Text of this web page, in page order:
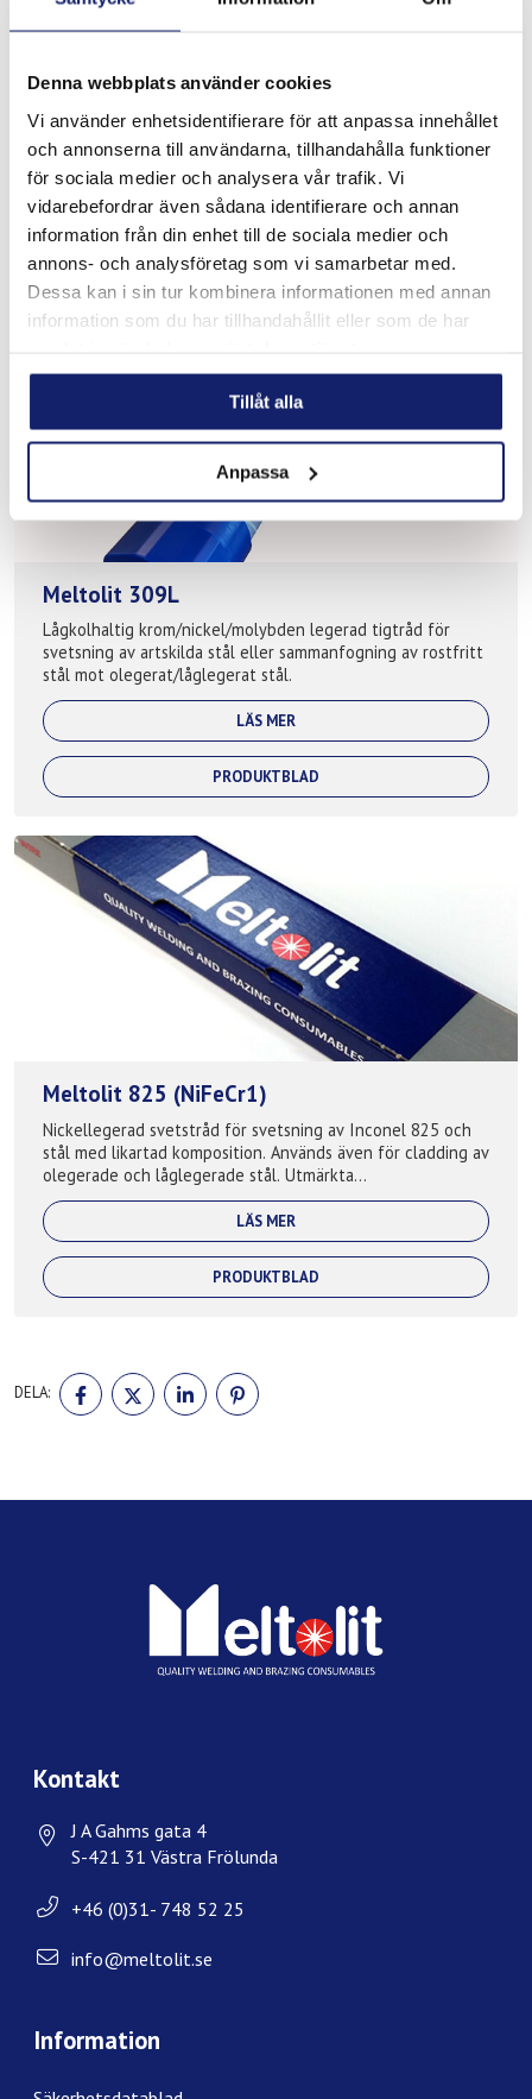
Denna webbplats använder cookies
Vi använder enhetsidentifierare för att anpassa innehållet
och annonserna till användarna, tillhandahålla funktioner
för sociala medier och analysera vår trafik. Vi
vidarebefordrar även sådana identifierare och annan
information från din enhet till de sociala medier och
annons- och analysföretag som vi samarbetar med.
Dessa kan i sin tur kombinera informationen med annan
information som du har tillhandahållit eller som de har
Tillåt alla
Anpassa
Meltolit 16.8.2
Utformad för svetsning av rostfritt stål som typ 16-8-2,
1.4418, 308H, 316H, 321 och 347 med kolhalt från 0,04 %
till 0,10 % för högtrycks- och högtemperaturrörsystem.
Används vanli...
PRODUKTBLAD
Meltolit 309L
Lågkolhaltig krom/nickel/molybden legerad tigtråd för
svetsning av artskilda stål eller sammanfogning av rostfritt
stål mot olegerat/låglegerat stål.
LÄS MER
PRODUKTBLAD
Meltolit 825 (NiFeCr1)
Nickellegerad svetstråd för svetsning av Inconel 825 och
stål med likartad komposition. Används även för cladding av
olegerade och låglegerade stål. Utmärkta
korrosionsbeständiga egenskaper speciel...
LÄS MER
PRODUKTBLAD
DELA:
DELA
PÅ
FACEBOOK
DELA
PÅ
TWITTER
DELA
PÅ
LINKEDIN
PÅ
Kontakt
J A Gahms gata 4
S-421 31 Västra Frölunda
+46 (0)31- 748 52 25
info@meltolit.se
Information